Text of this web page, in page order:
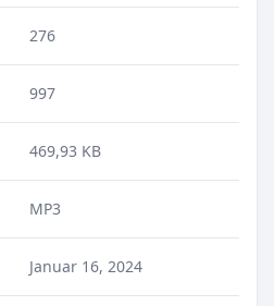
276
997
469,93 KB
MP3
Januar 16, 2024